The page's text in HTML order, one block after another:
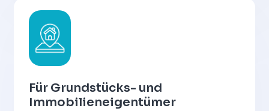
Für Grundstücks- und
Immobilieneigentümer